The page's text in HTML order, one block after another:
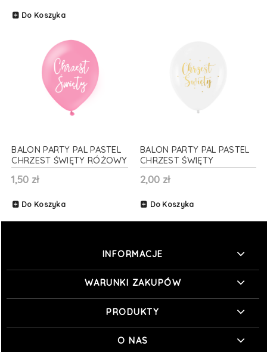
Do Koszyka
BALON PARTY PAL PASTEL
CHRZEST ŚWIĘTY RÓŻOWY
30cm 1szt
1,50 zł
Do Koszyka
BALON PARTY PAL PASTEL
CHRZEST ŚWIĘTY
SERDUSZKA BIAŁY 30cm
1szt
2,00 zł
Do Koszyka
INFORMACJE
WARUNKI ZAKUPÓW
PRODUKTY
O NAS